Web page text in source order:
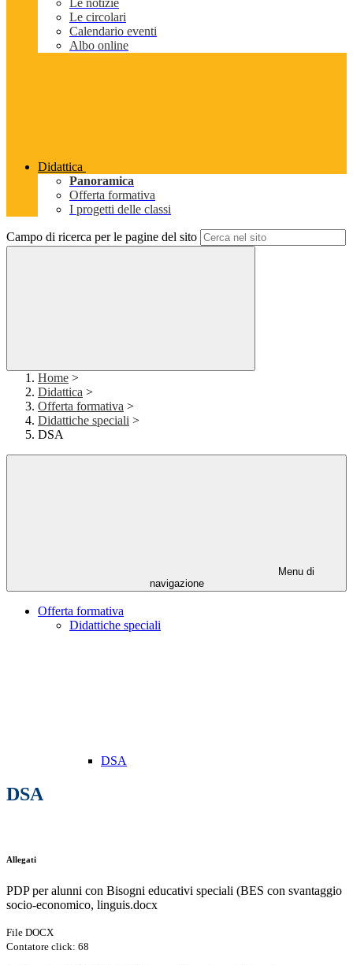
Le notizie
Le circolari
Calendario eventi
Albo online
Didattica
Panoramica
Offerta formativa
I progetti delle classi
Campo di ricerca per le pagine del sito
Home >
Didattica >
Offerta formativa >
Didattiche speciali >
DSA
Menu di
navigazione
Offerta formativa
Didattiche speciali
DSA
DSA
Allegati
PDP per alunni con Bisogni educativi speciali (BES con svantaggio
socio-economico, linguis.docx
File DOCX
Contatore click: 68